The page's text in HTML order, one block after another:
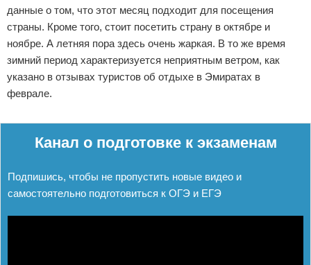
данные о том, что этот месяц подходит для посещения
страны. Кроме того, стоит посетить страну в октябре и
ноябре. А летняя пора здесь очень жаркая. В то же время
зимний период характеризуется неприятным ветром, как
указано в отзывах туристов об отдыхе в Эмиратах в
феврале.
Канал о подготовке к экзаменам
Подпишись, чтобы не пропустить новые видео и
самостоятельно подготовиться к ОГЭ и ЕГЭ